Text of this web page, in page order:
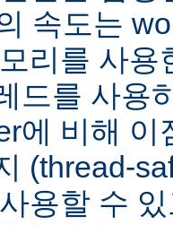
속도는
리를 사
드를 사용
에 비해 이
(thread-
용할 수